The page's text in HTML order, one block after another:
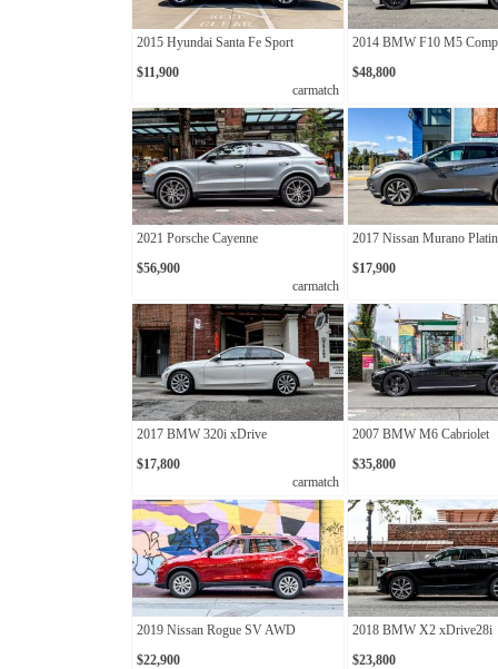
2015 Hyundai Santa Fe Sport
$11,900
carmatch
2014 BMW F10 M5
$48,800
2021 Porsche Cayenne
$56,900
carmatch
2017 Nissan Murano
$17,900
2017 BMW 320i xDrive
$17,800
carmatch
2007 BMW M6 Cabriolet
$35,800
2019 Nissan Rogue SV AWD
$22,900
2018 BMW X2 xDrive28i
$23,800